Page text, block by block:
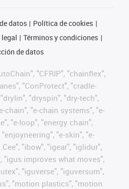
datos
Política de cookies
Términos y condiciones
de datos
"CFRIP", "chainflex",
"ConProtect", "cradle-
"dryspin", "dry-tech",
chain", "e-chain systems", "e-
"e-loop", "energy chain",
"e-skin", "e-
"ibow", "igear", "iglidur",
"igus improves what moves",
"iguverse", "iguversum",
"motion plastics", "motion